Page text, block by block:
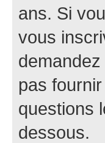
ans. Si
vous
pas
questions
dessous.